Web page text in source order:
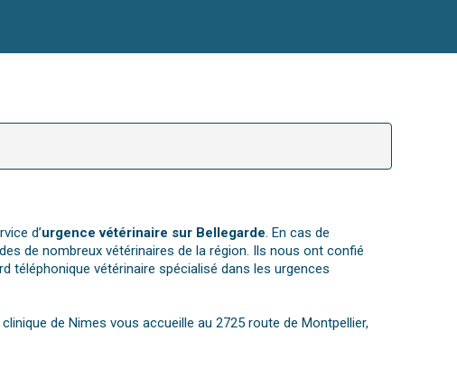
d’urgence vétérinaire sur Bellegarde. En cas de
de nombreux vétérinaires de la région. Ils nous ont confié
téléphonique vétérinaire spécialisé dans les urgences
de Nimes vous accueille au 2725 route de Montpellier,